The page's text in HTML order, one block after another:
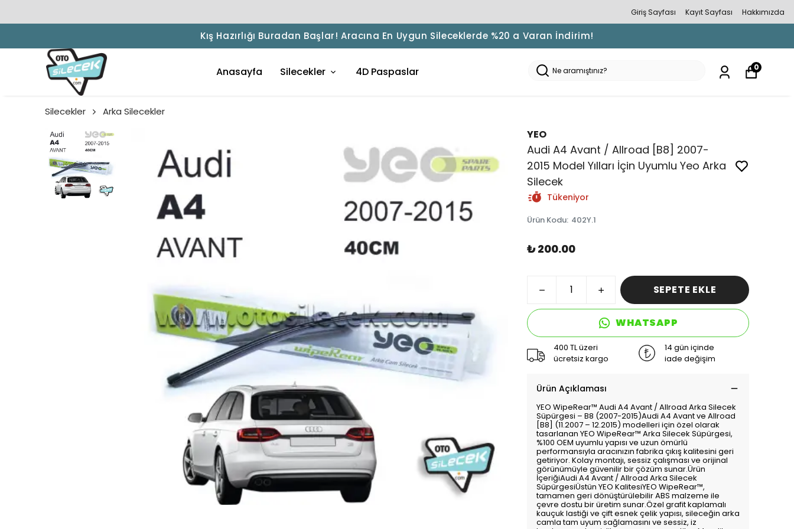
Giriş Sayfası Kayıt Sayfası Hakkımızda
Kış Hazırlığı Buradan Başlar! Aracına En Uygun Sileceklerde %20 a Varan İndirim!
Anasayfa Silecekler 4D Paspaslar 0
Silecekler Arka Silecekler
YEO
Audi A4 Avant / Allroad [B8] 2007-
2015 Model Yılları İçin Uyumlu Yeo Arka
Silecek
Tükeniyor
Ürün Kodu: 402Y.1
₺ 200.00
SEPETE EKLE
WHATSAPP
400 TL üzeri
ücretsiz kargo
14 gün içinde
iade değişim
Ürün Açıklaması
YEO WipeRear™️ Audi A4 Avant / Allroad Arka Silecek
Süpürgesi – B8 (2007-2015)Audi A4 Avant ve Allroad
[B8] (11.2007 – 12.2015) modelleri için özel olarak
tasarlanan YEO WipeRear™️ Arka Silecek Süpürgesi,
%100 OEM uyumlu yapısı ve uzun ömürlü
performansıyla aracınızın fabrika çıkış kalitesini geri
getiriyor. Kolay montajı, sessiz çalışması ve orijinal
görünümüyle güvenilir bir çözüm sunar.Ürün
İçeriğiAudi A4 Avant / Allroad Arka Silecek
SüpürgesiÜstün YEO KalitesiYEO WipeRear™️,
tamamen geri dönüştürülebilir ABS malzeme ile
çevre dostu bir üretim sunar.Özel grafit kaplamalı
kauçuk lastiği ve çift esnek çelik yapısı, sileceğin arka
camla tam uyum sağlamasını ve sessiz, iz